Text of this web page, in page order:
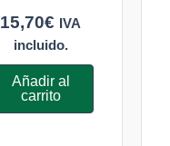
15,70€ IVA
incluido.
Añadir al
carrito